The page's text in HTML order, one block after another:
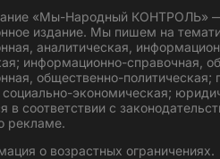
«Мы-Народный КОНТРОЛЬ»
издание. Мы пишем на
аналитическая,
информационно-справочная,
общественно-политическая;
социально-экономическая;
в соответствии с
рекламе.
о возрастных ограничениях.